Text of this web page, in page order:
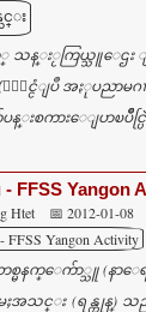
င္း
န္းႂကြယ္သူေဌး ျဖ
ႏုိင္ငံျပဳ အႏုပညာမဂ
းစကားေျပာၿပိဳင္ပ
- FFSS Yangon
Htet
📅 2012-01-08
FFSS Yangon Activity
နက္ေက်ာ္သူ (နာေရ
ညီမႈအသင္း (ရန္ကု